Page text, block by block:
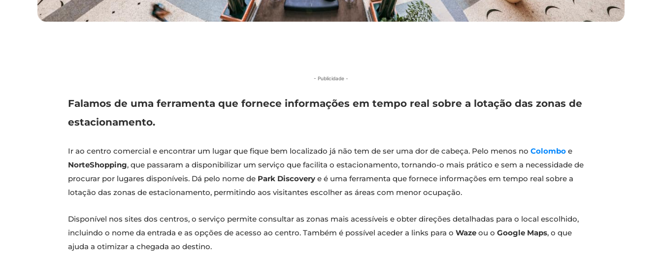
- Publicidade -
Falamos de uma ferramenta que fornece informações em tempo real sobre a lotação das zonas de
estacionamento.
Ir ao centro comercial e encontrar um lugar que fique bem localizado já não tem de ser uma dor de cabeça. Pelo menos no Colombo e
NorteShopping, que passaram a disponibilizar um serviço que facilita o estacionamento, tornando-o mais prático e sem a necessidade de
procurar por lugares disponíveis. Dá pelo nome de Park Discovery e é uma ferramenta que fornece informações em tempo real sobre a
lotação das zonas de estacionamento, permitindo aos visitantes escolher as áreas com menor ocupação.
Disponível nos sites dos centros, o serviço permite consultar as zonas mais acessíveis e obter direções detalhadas para o local escolhido,
incluindo o nome da entrada e as opções de acesso ao centro. Também é possível aceder a links para o Waze ou o Google Maps, o que
ajuda a otimizar a chegada ao destino.